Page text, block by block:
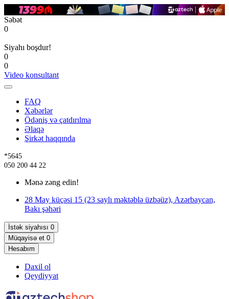
Səbət
0
Siyahı boşdur!
0
0
Video konsultant
FAQ
Xəbərlər
Ödəniş və çatdırılma
Əlaqə
Şirkət haqqında
*5645
050 200 44 22
Mənə zəng edin!
28 May küçəsi 15 (23 saylı məktəblə üzbəüz), Azərbaycan,
Bakı şəhəri
İstək siyahısı 0
Müqayisə et 0
Hesabım
Daxil ol
Qeydiyyat